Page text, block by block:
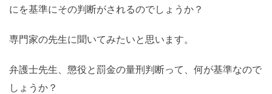
にを基準にその判断がされるのでしょうか？
専門家の先生に聞いてみたいと思います。
弁護士先生、懲役と罰金の量刑判断って、何が基準なので
しょうか？